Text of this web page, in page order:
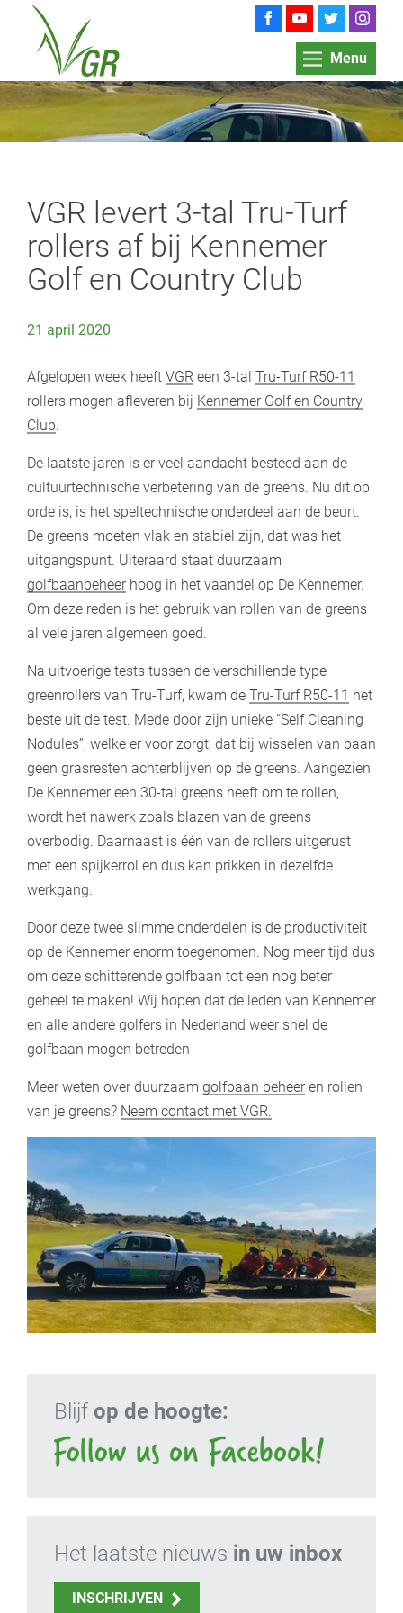
Menu
VGR levert 3-tal Tru-Turf
rollers af bij Kennemer
Golf en Country Club
21 april 2020
Afgelopen week heeft VGR een 3-tal Tru-Turf R50-11
rollers mogen afleveren bij Kennemer Golf en Country
Club.
De laatste jaren is er veel aandacht besteed aan de
cultuurtechnische verbetering van de greens. Nu dit op
orde is, is het speltechnische onderdeel aan de beurt.
De greens moeten vlak en stabiel zijn, dat was het
uitgangspunt. Uiteraard staat duurzaam
golfbaanbeheerhoog in het vaandel op De Kennemer.
Om deze reden is het gebruik van rollen van de greens
al vele jaren algemeen goed.
Na uitvoerige tests tussen de verschillende type
greenrollers van Tru-Turf, kwam de Tru-Turf R50-11 het
beste uit de test. Mede door zijn unieke “Self Cleaning
Nodules”, welke er voor zorgt, dat bij wisselen van baan
geen grasresten achterblijven op de greens. Aangezien
De Kennemer een 30-tal greens heeft om te rollen,
wordt het nawerk zoals blazen van de greens
overbodig. Daarnaast is één van de rollers uitgerust
met een spijkerrol en dus kan prikken in dezelfde
werkgang.
Door deze twee slimme onderdelen is de productiviteit
op de Kennemer enorm toegenomen. Nog meer tijd dus
om deze schitterende golfbaan tot een nog beter
geheel te maken! Wij hopen dat de leden van Kennemer
en alle andere golfers in Nederland weer snel de
golfbaan mogen betreden
Meer weten over duurzaam golfbaan beheeren rollen
van je greens? Neem contact met VGR.
Blijf op de hoogte:
Het laatste nieuws in uw inbox
INSCHRIJVEN